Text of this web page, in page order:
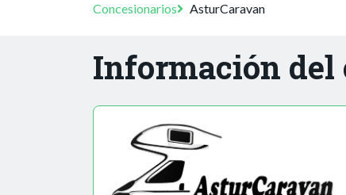
Concesionarios AsturCaravan
Información del